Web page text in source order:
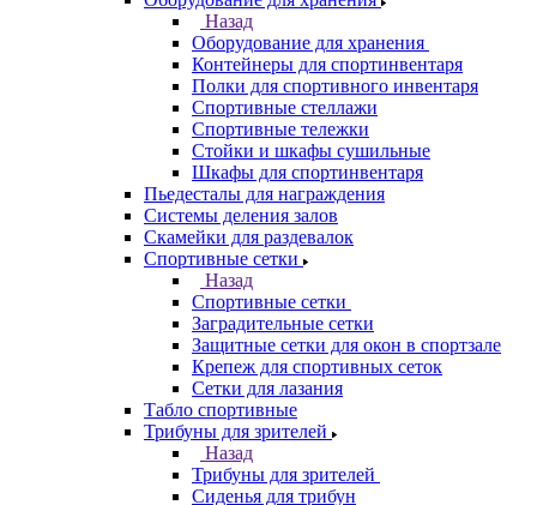
Назад
Оборудование для хранения
Контейнеры для спортинвентаря
Полки для спортивного инвентаря
Спортивные стеллажи
Спортивные тележки
Стойки и шкафы сушильные
Шкафы для спортинвентаря
Пьедесталы для награждения
Системы деления залов
Скамейки для раздевалок
Спортивные сетки
Назад
Спортивные сетки
Заградительные сетки
Защитные сетки для окон в спортзале
Крепеж для спортивных сеток
Сетки для лазания
Табло спортивные
Трибуны для зрителей
Назад
Трибуны для зрителей
Сиденья для трибун